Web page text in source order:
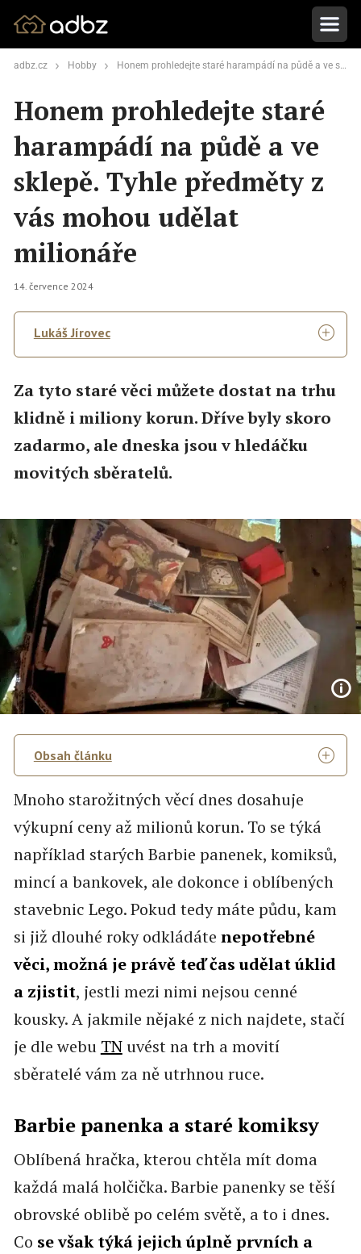
adbz.cz Hobby Honem prohledejte staré harampádí na půdě a ve sklepě. Tyhle předměty z vás mohou udělat milionáře
Honem prohledejte staré
harampádí na půdě a ve
sklepě. Tyhle předměty z
vás mohou udělat
milionáře
14. července 2024
Lukáš Jírovec
Za tyto staré věci můžete dostat na trhu
klidně i miliony korun. Dříve byly skoro
zadarmo, ale dneska jsou v hledáčku
movitých sběratelů.
Obsah článku
Mnoho starožitných věcí dnes dosahuje
výkupní ceny až milionů korun. To se týká
například starých Barbie panenek, komiksů,
mincí a bankovek, ale dokonce i oblíbených
stavebnic Lego. Pokud tedy máte půdu, kam
si již dlouhé roky odkládáte nepotřebné
věci, možná je právě teď čas udělat úklid
a zjistit, jestli mezi nimi nejsou cenné
kousky. A jakmile nějaké z nich najdete, stačí
je dle webu TNuvést na trh a movití
sběratelé vám za ně utrhnou ruce.
Barbie panenka a staré komiksy
Oblíbená hračka, kterou chtěla mít doma
každá malá holčička. Barbie panenky se těší
obrovské oblibě po celém světě, a to i dnes.
Co se však týká jejich úplně prvních a